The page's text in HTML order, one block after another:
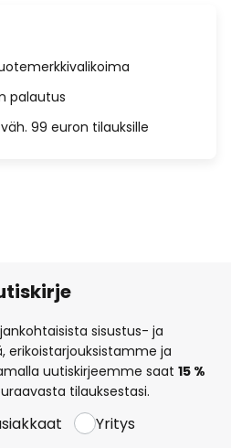
palautus
99 euron tilauksille
sisustus- ja
erikoistarjouksistamme ja
uutiskirjeemme saat 15 %
tilauksestasi.
Yritys